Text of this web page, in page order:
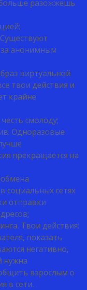
разожжешь
за анонимным
виртуальной
твои действия и
крайне
смолоду;
Одноразовые
прекращается на
социальных сетях
отправки
Твои действия:
показать
негативно,
нужна
взрослым о
в сети.